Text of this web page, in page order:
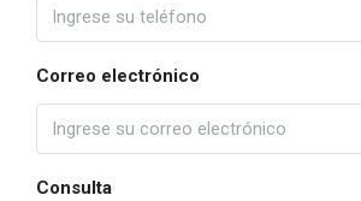
Correo electrónico
Consulta